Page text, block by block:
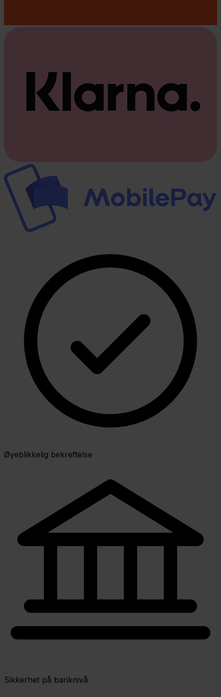
Øyeblikkelig bekreftelse
Sikkerhet på banknivå